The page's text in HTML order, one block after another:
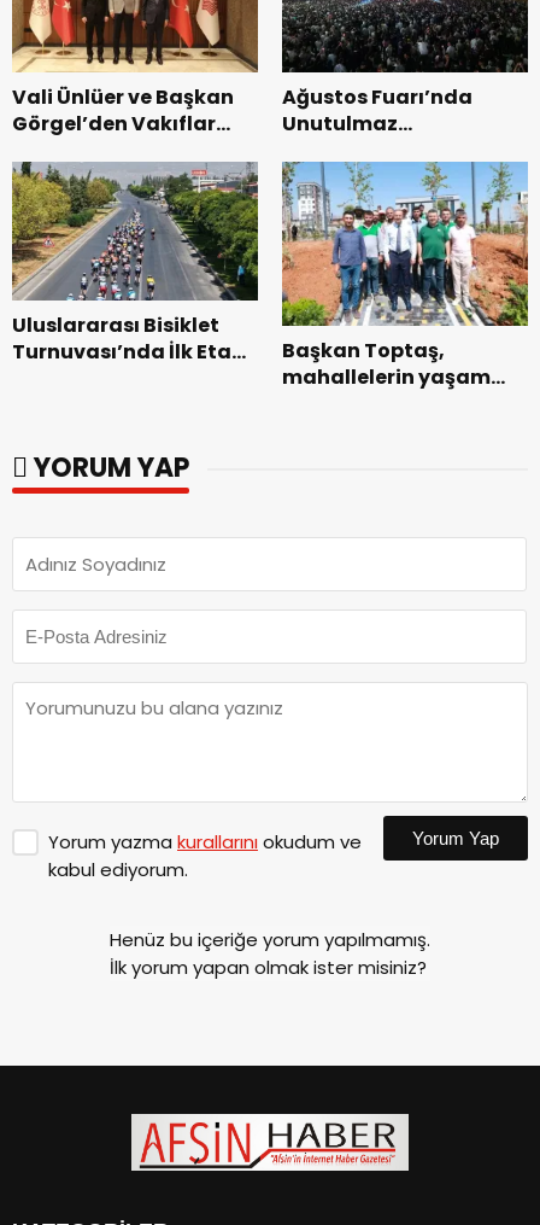
Vali Ünlüer ve Başkan
Görgel’den Vakıflar
ziyaret.
Ağustos Fuarı’nda
Unutulmaz
Uluslararası Bisiklet
Turnuvası’nda İlk Etap
Başkan Toptaş,
mahallelerin yaşam
YORUM YAP
Yorum yazma kurallarınıokudum ve
kabul ediyorum.
Yorum Yap
Henüz bu içeriğe yorum yapılmamış.
İlk yorum yapan olmak ister misiniz?